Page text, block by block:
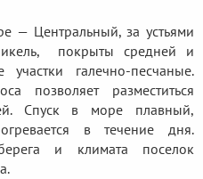
— Центральный, за устьями
покрыты средней и
галечно-песчаные.
позволяет разместиться
Спуск в море плавный,
в течение дня.
и климата поселок